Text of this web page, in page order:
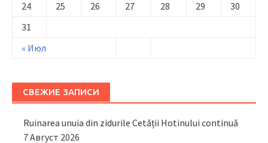
« Июл
24
25 26 27 28 29
30
31
СВЕЖИЕ ЗАПИСИ
Ruinarea unuia din zidurile Cetății Hotinului continuă
7 Август 2026